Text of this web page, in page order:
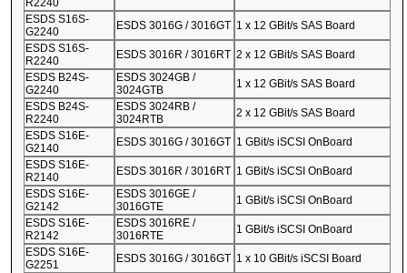
R2240
ESDS S16S-
G2240
ESDS 3016G / 3016GT 1 x 12 GBit/s SAS Board
ESDS S16S-
R2240
ESDS 3016R / 3016RT 2 x 12 GBit/s SAS Board
ESDS B24S-
G2240
ESDS 3024GB /
3024GTB
1 x 12 GBit/s SAS Board
ESDS B24S-
R2240
ESDS 3024RB /
3024RTB
2 x 12 GBit/s SAS Board
ESDS S16E-
G2140
ESDS 3016G / 3016GT 1 GBit/s iSCSI OnBoard
ESDS S16E-
R2140
ESDS 3016R / 3016RT 1 GBit/s iSCSI OnBoard
ESDS S16E-
G2142
ESDS 3016GE /
3016GTE
1 GBit/s iSCSI OnBoard
ESDS S16E-
R2142
ESDS 3016RE /
3016RTE
1 GBit/s iSCSI OnBoard
ESDS S16E-
G2251
ESDS 3016G / 3016GT 1 x 10 GBit/s iSCSI Board